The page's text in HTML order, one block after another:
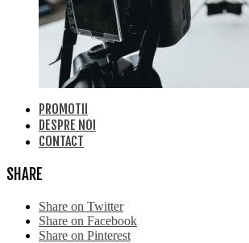
PROMOTII
DESPRE NOI
CONTACT
SHARE
Share on Twitter
Share on Facebook
Share on Pinterest